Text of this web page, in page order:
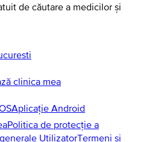
de căutare a medicilor și
clinica mea
Aplicație Android
Politica de protecție a
UtilizatorTermeni și